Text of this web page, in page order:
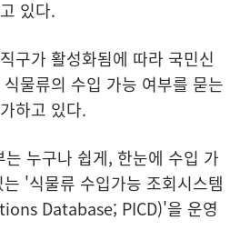
있다.
구가 활성화됨에 따라 국민신
물류의 수입 가능 여부를 묻는
하고 있다.
누구나 쉽게, 한눈에 수입 가
'식물류 수입가능 조회시스템
Database; PICD)'을 운영